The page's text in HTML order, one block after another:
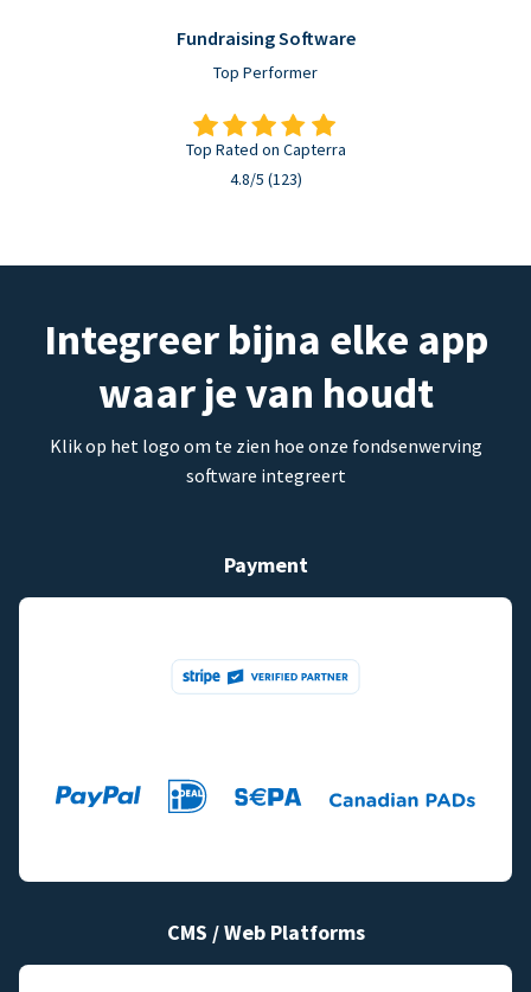
Fundraising Software
Top Performer
Top Rated on Capterra
4.8/5 (123)
Integreer bijna elke app
waar je van houdt
Klik op het logo om te zien hoe onze fondsenwerving
software integreert
Payment
CMS / Web Platforms